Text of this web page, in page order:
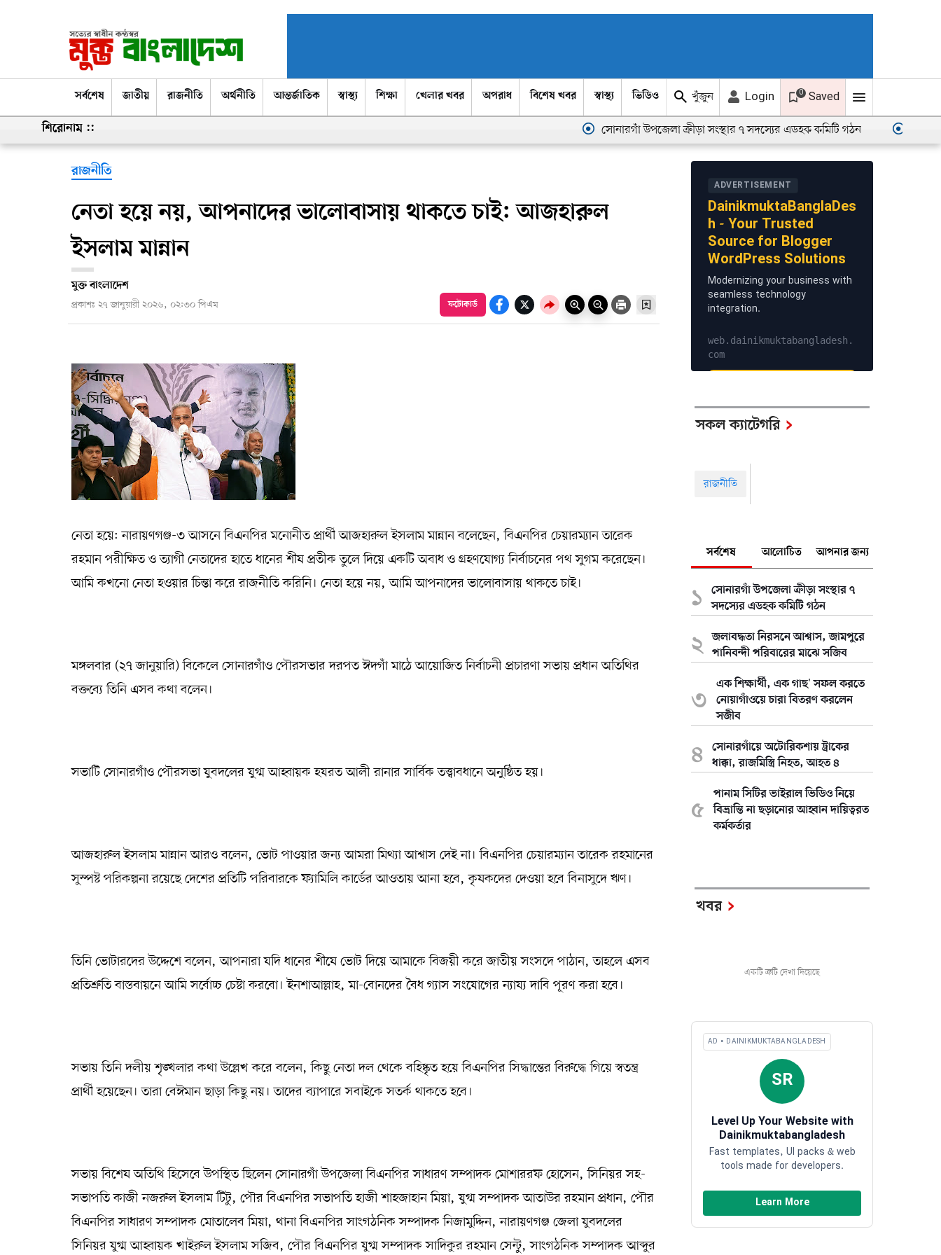
সর্বশেষ
সর্বশেষ জাতীয় রাজনীতি অর্থনীতি আন্তর্জাতিক স্বাস্থ্য শিক্ষা খেলার খবর অপরাধ বিশেষ খবর স্বাস্থ্য ভিডিও ছবি খুঁজুন Login 0 Saved
শিরোনাম :: সোনারগাঁ উপজেলা ক্রীড়া সংস্থার ৭ সদস্যের এডহক কমিটি গঠন জলাবদ্ধতা
রাজনীতি
নেতা হয়ে নয়, আপনাদের ভালোবাসায় থাকতে চাই: আজহারুল
ইসলাম মান্নান
মুক্ত বাংলাদেশ
প্রকাশঃ ২৭ জানুয়ারী ২০২৬, ০২:৩০ পিএম ফটোকার্ড
নেতা হয়ে: নারায়ণগঞ্জ-৩ আসনে বিএনপির মনোনীত প্রার্থী আজহারুল ইসলাম মান্নান বলেছেন, বিএনপির চেয়ারম্যান তারেক
রহমান পরীক্ষিত ও ত্যাগী নেতাদের হাতে ধানের শীষ প্রতীক তুলে দিয়ে একটি অবাধ ও গ্রহণযোগ্য নির্বাচনের পথ সুগম করেছেন।
আমি কখনো নেতা হওয়ার চিন্তা করে রাজনীতি করিনি। নেতা হয়ে নয়, আমি আপনাদের ভালোবাসায় থাকতে চাই।
মঙ্গলবার (২৭ জানুয়ারি) বিকেলে সোনারগাঁও পৌরসভার দরপত ঈদগাঁ মাঠে আয়োজিত নির্বাচনী প্রচারণা সভায় প্রধান অতিথির
বক্তব্যে তিনি এসব কথা বলেন।
সভাটি সোনারগাঁও পৌরসভা যুবদলের যুগ্ম আহ্বায়ক হযরত আলী রানার সার্বিক তত্ত্বাবধানে অনুষ্ঠিত হয়।
আজহারুল ইসলাম মান্নান আরও বলেন, ভোট পাওয়ার জন্য আমরা মিথ্যা আশ্বাস দেই না। বিএনপির চেয়ারম্যান তারেক রহমানের
সুস্পষ্ট পরিকল্পনা রয়েছে দেশের প্রতিটি পরিবারকে ফ্যামিলি কার্ডের আওতায় আনা হবে, কৃষকদের দেওয়া হবে বিনাসুদে ঋণ।
তিনি ভোটারদের উদ্দেশে বলেন, আপনারা যদি ধানের শীষে ভোট দিয়ে আমাকে বিজয়ী করে জাতীয় সংসদে পাঠান, তাহলে এসব
প্রতিশ্রুতি বাস্তবায়নে আমি সর্বোচ্চ চেষ্টা করবো। ইনশাআল্লাহ, মা-বোনদের বৈধ গ্যাস সংযোগের ন্যায্য দাবি পূরণ করা হবে।
সভায় তিনি দলীয় শৃঙ্খলার কথা উল্লেখ করে বলেন, কিছু নেতা দল থেকে বহিষ্কৃত হয়ে বিএনপির সিদ্ধান্তের বিরুদ্ধে গিয়ে স্বতন্ত্র
প্রার্থী হয়েছেন। তারা বেঈমান ছাড়া কিছু নয়। তাদের ব্যাপারে সবাইকে সতর্ক থাকতে হবে।
সভায় বিশেষ অতিথি হিসেবে উপস্থিত ছিলেন সোনারগাঁ উপজেলা বিএনপির সাধারণ সম্পাদক মোশাররফ হোসেন, সিনিয়র সহ-
সভাপতি কাজী নজরুল ইসলাম টিটু, পৌর বিএনপির সভাপতি হাজী শাহজাহান মিয়া, যুগ্ম সম্পাদক আতাউর রহমান প্রধান, পৌর
বিএনপির সাধারণ সম্পাদক মোতালেব মিয়া, থানা বিএনপির সাংগঠনিক সম্পাদক নিজামুদ্দিন, নারায়ণগঞ্জ জেলা যুবদলের
সিনিয়র যুগ্ম আহ্বায়ক খাইরুল ইসলাম সজিব, পৌর বিএনপির যুগ্ম সম্পাদক সাদিকুর রহমান সেন্টু, সাংগঠনিক সম্পাদক আব্দুর
ADVERTISEMENT
DainikmuktaBanglaDes
h - Your Trusted
Source for Blogger
WordPress Solutions
Modernizing your business with
seamless technology
integration.
web.dainikmuktabangladesh.
com
সকল ক্যাটেগরি
রাজনীতি
সর্বশেষ আলোচিত আপনার জন্য
সোনারগাঁ উপজেলা ক্রীড়া সংস্থার ৭
সদস্যের এডহক কমিটি গঠন
জলাবদ্ধতা নিরসনে আশ্বাস, জামপুরে
পানিবন্দী পরিবারের মাঝে সজিব
এক শিক্ষার্থী, এক গাছ' সফল করতে
নোয়াগাঁওয়ে চারা বিতরণ করলেন
সজীব
সোনারগাঁয়ে অটোরিকশায় ট্রাকের
ধাক্কা, রাজমিস্ত্রি নিহত, আহত ৪
পানাম সিটির ভাইরাল ভিডিও নিয়ে
বিভ্রান্তি না ছড়ানোর আহ্বান দায়িত্বরত
কর্মকর্তার
খবর
একটি ত্রুটি দেখা দিয়েছে
AD • DAINIKMUKTABANGLADESH
SR
Level Up Your Website with
Dainikmuktabangladesh
Fast templates, UI packs & web
tools made for developers.
Learn More